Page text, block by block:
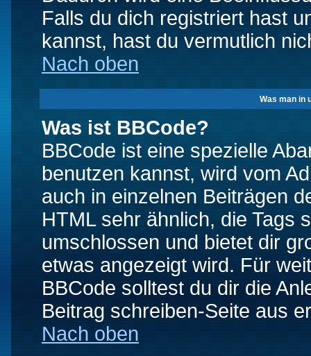
Falls du dich registriert hast
kannst, hast du vermutlich
Nach oben
Was man in
Was ist BBCode?
BBCode ist eine spezielle
benutzen kannst, wird vom
auch in einzelnen Beiträgen
HTML sehr ähnlich, die Tags
umschlossen und bietet dir
etwas angezeigt wird. Für
BBCode solltest du dir die
Beitrag schreiben-Seite aus
Nach oben